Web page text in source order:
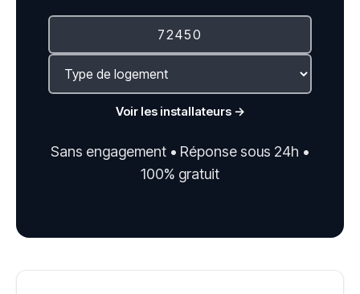
Voir les installateurs →
Sans engagement • Réponse sous 24h •
100% gratuit